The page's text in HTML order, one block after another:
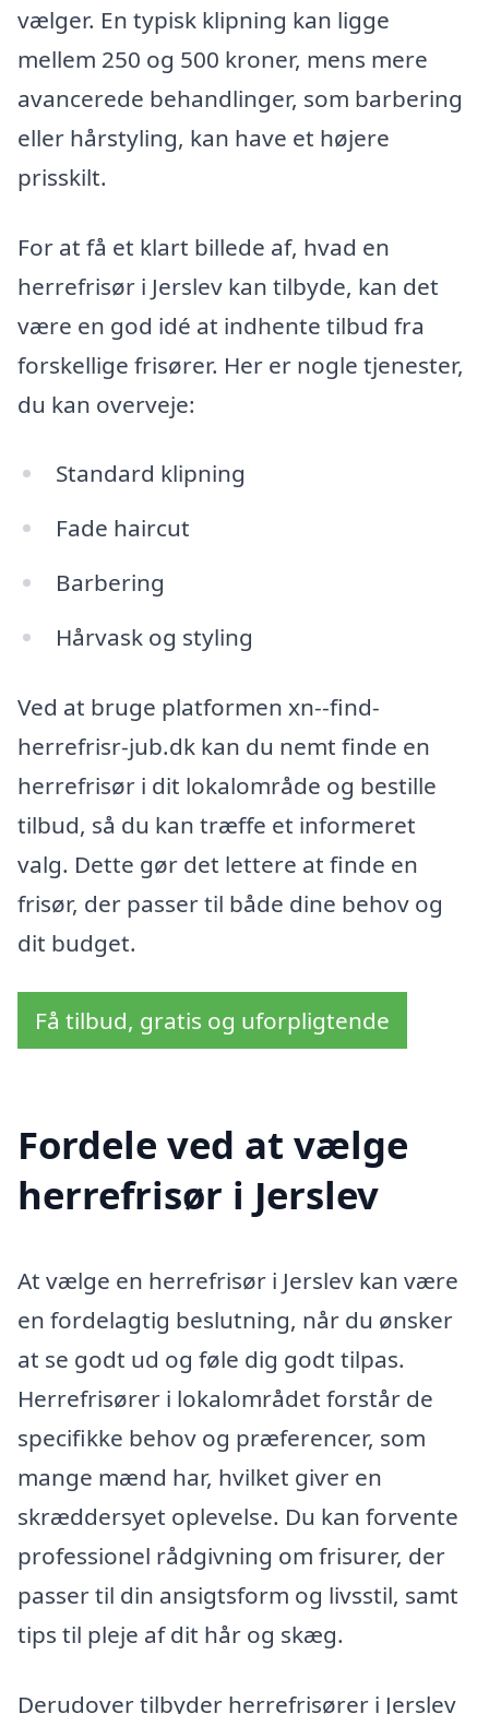
vælger. En typisk klipning kan ligge
mellem 250 og 500 kroner, mens mere
avancerede behandlinger, som barbering
eller hårstyling, kan have et højere
prisskilt.
For at få et klart billede af, hvad en
herrefrisør i Jerslev kan tilbyde, kan det
være en god idé at indhente tilbud fra
forskellige frisører. Her er nogle tjenester,
du kan overveje:
Standard klipning
Fade haircut
Barbering
Hårvask og styling
Ved at bruge platformen xn--find-
herrefrisr-jub.dk kan du nemt finde en
herrefrisør i dit lokalområde og bestille
tilbud, så du kan træffe et informeret
valg. Dette gør det lettere at finde en
frisør, der passer til både dine behov og
dit budget.
Få tilbud, gratis og uforpligtende
Fordele ved at vælge
herrefrisør i Jerslev
At vælge en herrefrisør i Jerslev kan være
en fordelagtig beslutning, når du ønsker
at se godt ud og føle dig godt tilpas.
Herrefrisører i lokalområdet forstår de
specifikke behov og præferencer, som
mange mænd har, hvilket giver en
skræddersyet oplevelse. Du kan forvente
professionel rådgivning om frisurer, der
passer til din ansigtsform og livsstil, samt
tips til pleje af dit hår og skæg.
Derudover tilbyder herrefrisører i Jerslev